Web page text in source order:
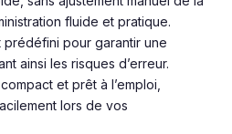
fluide et pratique.
prédéfini pour garantir une
ainsi les risques d’erreur.
et prêt à l’emploi,
lors de vos